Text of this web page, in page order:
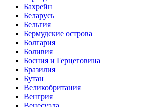
Бахрейн
Беларусь
Бельгия
Бермудские острова
Болгария
Боливия
Босния и Герцеговина
Бразилия
Бутан
Великобритания
Венгрия